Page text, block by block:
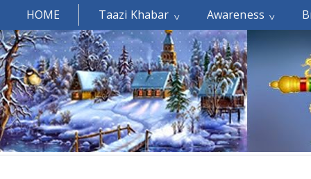
HOME Taazi Khabar Awareness
Welcomes You.....